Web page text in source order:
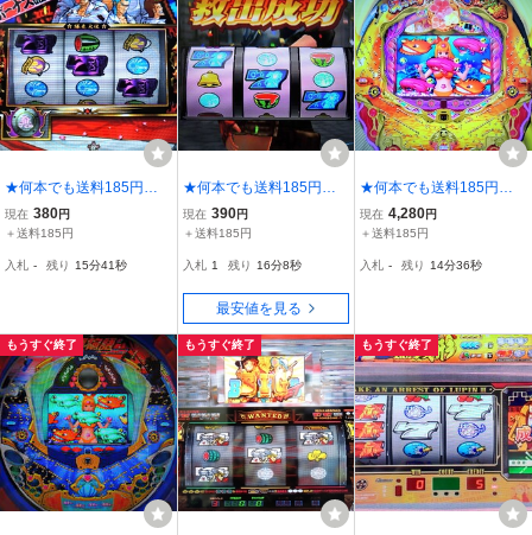
★何本でも送料185円★
PS2 パチスロ 鬼浜
爆走愚連隊 a
現在 380円
＋送料185円
入札 - 残り 15分39秒
★何本でも送料185円★
PS2 実戦パチスロ必
勝法！ 鬼武者3 c
現在 390円
＋送料185円
入札 1 残り 16分6秒
最安値を見る
★何本でも送料185円★
PS2 パチパラ14 ☆
パチンコCRスーパー海物
所取り札付き】
現在 4,280円
＋送料185円
入札 - 残り 14分34秒
もうすぐ終了 もうすぐ終了 もうすぐ終了